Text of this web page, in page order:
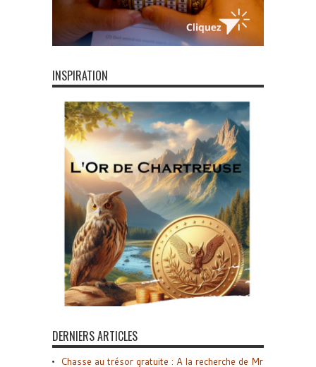
INSPIRATION
DERNIERS ARTICLES
Chasse au trésor gratuite : A la recherche de Mr